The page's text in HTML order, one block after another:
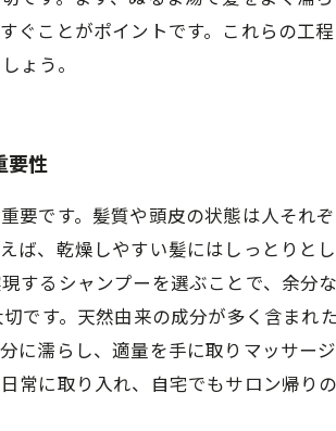
ぐことがポイントです。これらの工
ょう。
要性
要です。髪質や頭皮の状態は人それ
ば、乾燥しやすい髪にはしっとりと
するシャンプーを選ぶことで、余分
です。天然由来の成分が多く含まれ
に濡らし、適量を手に取りマッサー
常に取り入れ、自宅でもサロン帰り